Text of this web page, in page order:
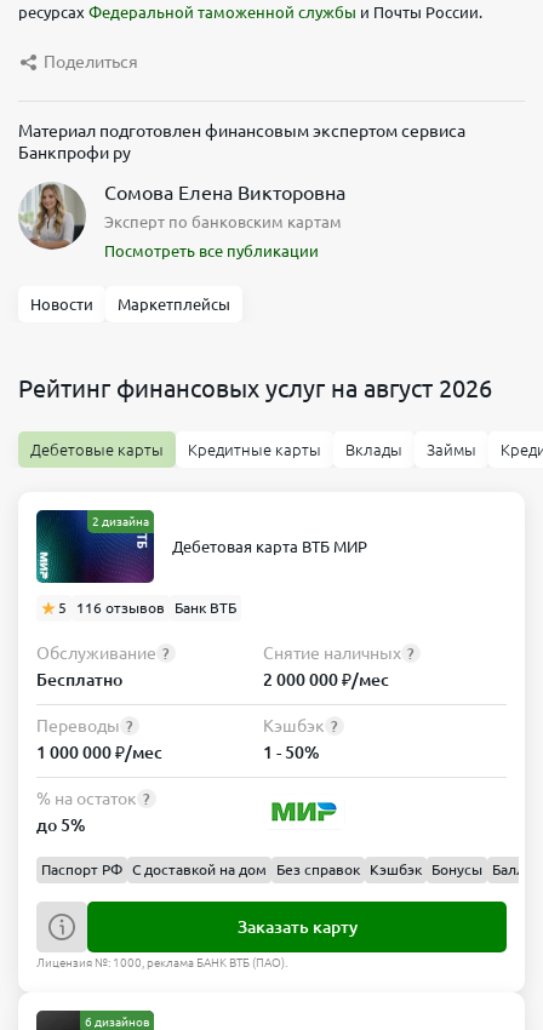
ресурсах Федеральной таможенной службы и Почты России.
Поделиться
Материал подготовлен финансовым экспертом сервиса
Банкпрофи ру
Сомова Елена Викторовна
Эксперт по банковским картам
Посмотреть все публикации
Новости Маркетплейсы
Рейтинг финансовых услуг на август 2026
Дебетовые карты Кредитные карты Вклады Займы
2 дизайна
Дебетовая карта ВТБ МИР
5 116 отзывов Банк ВТБ
Обслуживание ?
Бесплатно
Снятие наличных ?
2 000 000 ₽/мес
Переводы ?
1 000 000 ₽/мес
Кэшбэк ?
1 - 50%
% на остаток ?
до 5%
Паспорт РФ С доставкой на дом Без справок Кэшбэк Бонусы Баллы
Заказать карту
Лицензия №: 1000, реклама БАНК ВТБ (ПАО).
6 дизайнов